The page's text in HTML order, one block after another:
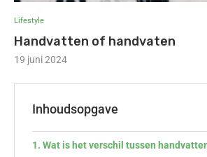
Lifestyle
Handvatten of handvaten
19 juni 2024
Inhoudsopgave
Wat is het verschil tussen